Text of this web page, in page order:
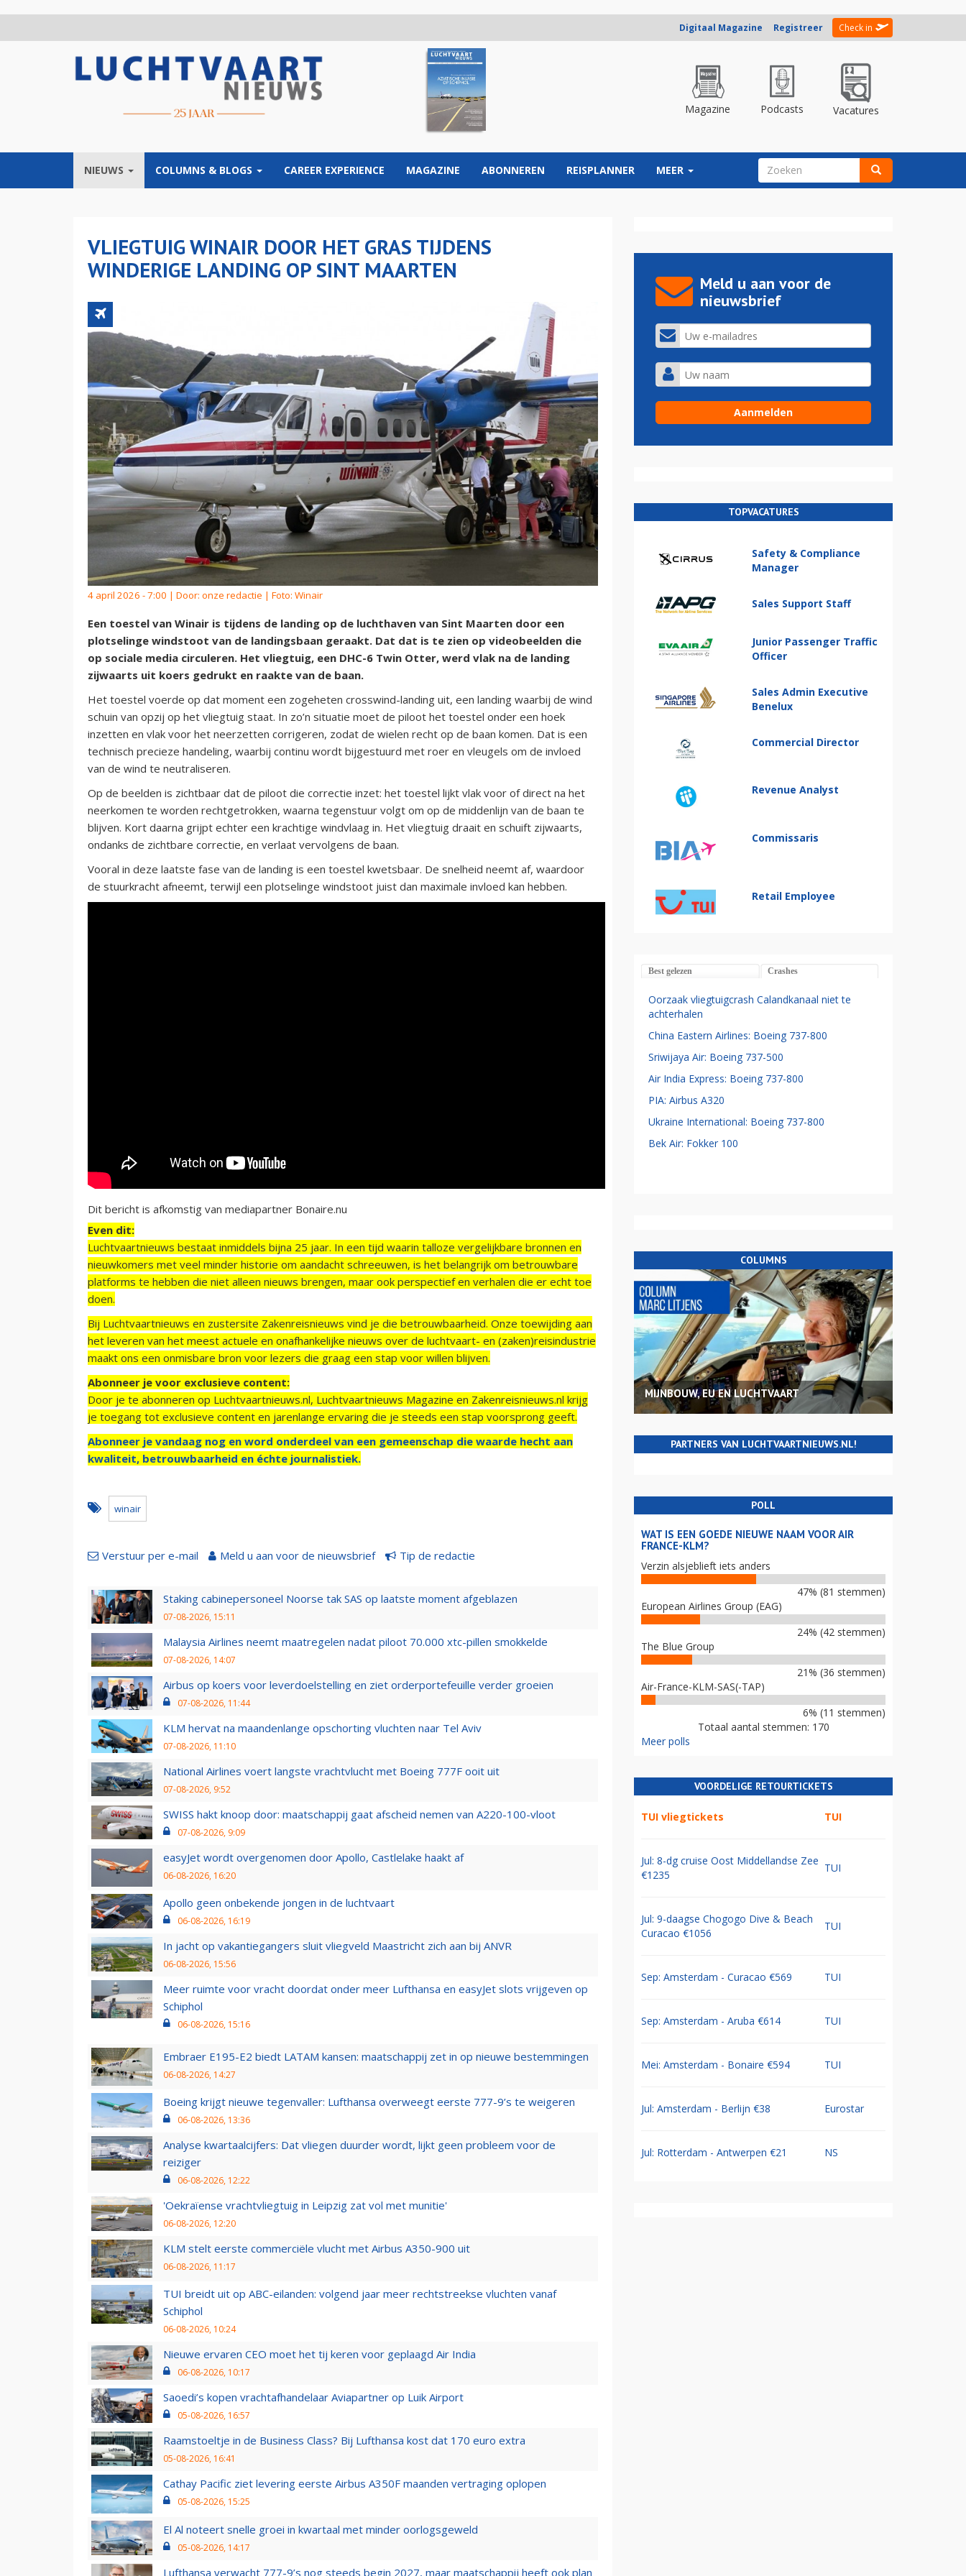
Digitaal Magazine Registreer Check in
Magazine Podcasts Vacatures
NIEUWS COLUMNS & BLOGS CAREER EXPERIENCE MAGAZINE ABONNEREN REISPLANNER MEER ZOEKVELD
VLIEGTUIG WINAIR DOOR HET GRAS TIJDENS
WINDERIGE LANDING OP SINT MAARTEN
4 april 2026 - 7:00 | Door: onze redactie | Foto: Winair
Een toestel van Winair is tijdens de landing op de luchthaven van Sint Maarten door een
plotselinge windstoot van de landingsbaan geraakt. Dat dat is te zien op videobeelden die
op sociale media circuleren. Het vliegtuig, een DHC-6 Twin Otter, werd vlak na de landing
zijwaarts uit koers gedrukt en raakte van de baan.
Het toestel voerde op dat moment een zogeheten crosswind-landing uit, een landing waarbij de wind
schuin van opzij op het vliegtuig staat. In zo’n situatie moet de piloot het toestel onder een hoek
inzetten en vlak voor het neerzetten corrigeren, zodat de wielen recht op de baan komen. Dat is een
technisch precieze handeling, waarbij continu wordt bijgestuurd met roer en vleugels om de invloed
van de wind te neutraliseren.
Op de beelden is zichtbaar dat de piloot die correctie inzet: het toestel lijkt vlak voor of direct na het
neerkomen te worden rechtgetrokken, waarna tegenstuur volgt om op de middenlijn van de baan te
blijven. Kort daarna grijpt echter een krachtige windvlaag in. Het vliegtuig draait en schuift zijwaarts,
ondanks de zichtbare correctie, en verlaat vervolgens de baan.
Vooral in deze laatste fase van de landing is een toestel kwetsbaar. De snelheid neemt af, waardoor
de stuurkracht afneemt, terwijl een plotselinge windstoot juist dan maximale invloed kan hebben.
Dit bericht is afkomstig van mediapartner Bonaire.nu
Even dit:
Luchtvaartnieuws bestaat inmiddels bijna 25 jaar. In een tijd waarin talloze vergelijkbare bronnen en
nieuwkomers met veel minder historie om aandacht schreeuwen, is het belangrijk om betrouwbare
platforms te hebben die niet alleen nieuws brengen, maar ook perspectief en verhalen die er echt toe
doen.
Bij Luchtvaartnieuws en zustersite Zakenreisnieuws vind je die betrouwbaarheid. Onze toewijding aan
het leveren van het meest actuele en onafhankelijke nieuws over de luchtvaart- en (zaken)reisindustrie
maakt ons een onmisbare bron voor lezers die graag een stap voor willen blijven.
Abonneer je voor exclusieve content:
Door je te abonneren op Luchtvaartnieuws.nl, Luchtvaartnieuws Magazine en Zakenreisnieuws.nl krijg
je toegang tot exclusieve content en jarenlange ervaring die je steeds een stap voorsprong geeft.
Abonneer je vandaag nog en word onderdeel van een gemeenschap die waarde hecht aan
kwaliteit, betrouwbaarheid en échte journalistiek.
winair
Verstuur per e-mail Meld u aan voor de nieuwsbrief Tip de redactie
Staking cabinepersoneel Noorse tak SAS op laatste moment afgeblazen
07-08-2026, 15:11
Malaysia Airlines neemt maatregelen nadat piloot 70.000 xtc-pillen smokkelde
07-08-2026, 14:07
Airbus op koers voor leverdoelstelling en ziet orderportefeuille verder groeien
07-08-2026, 11:44
KLM hervat na maandenlange opschorting vluchten naar Tel Aviv
07-08-2026, 11:10
National Airlines voert langste vrachtvlucht met Boeing 777F ooit uit
07-08-2026, 9:52
SWISS hakt knoop door: maatschappij gaat afscheid nemen van A220-100-vloot
07-08-2026, 9:09
easyJet wordt overgenomen door Apollo, Castlelake haakt af
06-08-2026, 16:20
Apollo geen onbekende jongen in de luchtvaart
06-08-2026, 16:19
In jacht op vakantiegangers sluit vliegveld Maastricht zich aan bij ANVR
06-08-2026, 15:56
Meer ruimte voor vracht doordat onder meer Lufthansa en easyJet slots vrijgeven op
Schiphol
06-08-2026, 15:16
Embraer E195-E2 biedt LATAM kansen: maatschappij zet in op nieuwe bestemmingen
06-08-2026, 14:27
Boeing krijgt nieuwe tegenvaller: Lufthansa overweegt eerste 777-9’s te weigeren
06-08-2026, 13:36
Analyse kwartaalcijfers: Dat vliegen duurder wordt, lijkt geen probleem voor de
reiziger
06-08-2026, 12:22
'Oekraïense vrachtvliegtuig in Leipzig zat vol met munitie'
06-08-2026, 12:20
KLM stelt eerste commerciële vlucht met Airbus A350-900 uit
06-08-2026, 11:17
TUI breidt uit op ABC-eilanden: volgend jaar meer rechtstreekse vluchten vanaf
Schiphol
06-08-2026, 10:24
Nieuwe ervaren CEO moet het tij keren voor geplaagd Air India
06-08-2026, 10:17
Saoedi’s kopen vrachtafhandelaar Aviapartner op Luik Airport
05-08-2026, 16:57
Raamstoeltje in de Business Class? Bij Lufthansa kost dat 170 euro extra
05-08-2026, 16:41
Cathay Pacific ziet levering eerste Airbus A350F maanden vertraging oplopen
05-08-2026, 15:25
El Al noteert snelle groei in kwartaal met minder oorlogsgeweld
05-08-2026, 14:17
Lufthansa verwacht 777-9’s nog steeds begin 2027, maar maatschappij heeft ook plan
Meld u aan voor de
nieuwsbrief
TOPVACATURES
Safety & Compliance
Manager
Sales Support Staff
Junior Passenger Traffic
Officer
Sales Admin Executive
Benelux
Commercial Director
Revenue Analyst
Commissaris
Retail Employee
Best gelezen Crashes
Oorzaak vliegtuigcrash Calandkanaal niet te
achterhalen
China Eastern Airlines: Boeing 737-800
Sriwijaya Air: Boeing 737-500
Air India Express: Boeing 737-800
PIA: Airbus A320
Ukraine International: Boeing 737-800
Bek Air: Fokker 100
COLUMNS
MIJNBOUW, EU EN LUCHTVAART
PARTNERS VAN LUCHTVAARTNIEUWS.NL!
POLL
WAT IS EEN GOEDE NIEUWE NAAM VOOR AIR
FRANCE-KLM?
Verzin alsjeblieft iets anders
47% (81 stemmen)
European Airlines Group (EAG)
24% (42 stemmen)
The Blue Group
21% (36 stemmen)
Air-France-KLM-SAS(-TAP)
6% (11 stemmen)
Totaal aantal stemmen: 170
Meer polls
VOORDELIGE RETOURTICKETS
TUI vliegtickets TUI
Jul: 8-dg cruise Oost Middellandse Zee
€1235
TUI
Jul: 9-daagse Chogogo Dive & Beach
Curacao €1056
TUI
Sep: Amsterdam - Curacao €569 TUI
Sep: Amsterdam - Aruba €614 TUI
Mei: Amsterdam - Bonaire €594 TUI
Jul: Amsterdam - Berlijn €38 Eurostar
Jul: Rotterdam - Antwerpen €21 NS